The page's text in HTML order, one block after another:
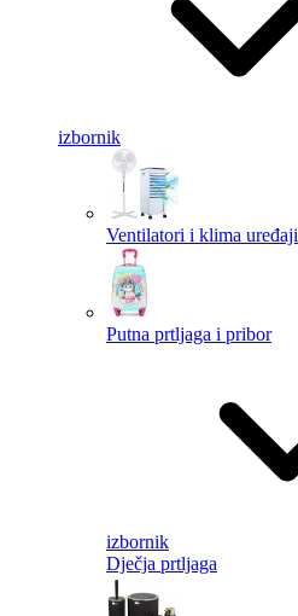
izbornik
Ventilatori i klima uređaji
Putna prtljaga i pribor
izbornik
Dječja prtljaga